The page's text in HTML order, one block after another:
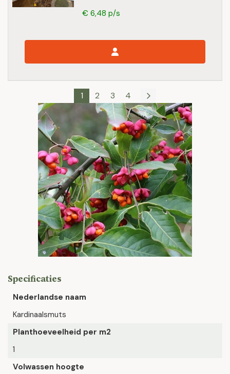
€ 6,48 p/s
1 2 3 4
Specificaties
Nederlandse naam
Kardinaalsmuts
Planthoeveelheid per m2
1
Volwassen hoogte